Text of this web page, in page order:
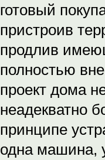
готовый
пристроив
продлив
полностью
проект дома
неадекватно
принципе
одна машина,